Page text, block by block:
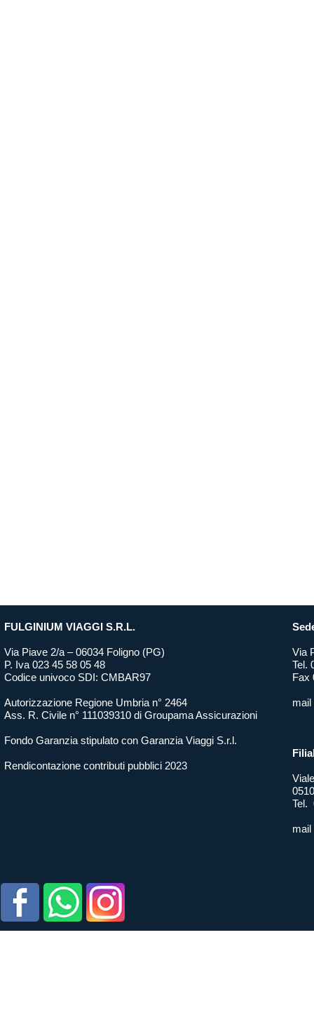
FULGINIUM VIAGGI S.R.L.
Via Piave 2/a – 06034 Foligno (PG)
P. Iva 023 45 58 05 48
Codice univoco SDI: CMBAR97
Autorizzazione Regione Umbria n° 2464
Ass. R. Civile n° 111039310 di Groupama Assicurazioni
Fondo Garanzia stipulato con Garanzia Viaggi S.r.l.
Rendicontazione contributi pubblici 2023
Via
Tel.
Fax
mail
Tel.
mail